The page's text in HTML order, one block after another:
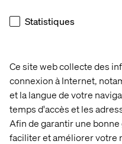
Ce site web collecte des
connexion à Internet,
et la langue de votre
temps d'accès et les
Afin de garantir une
faciliter et améliorer votre
Statistiques